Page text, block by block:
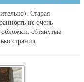
Старая
не очень
обтянутые
страниц